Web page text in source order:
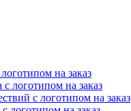
на заказ
логотипом на заказ
с логотипом на заказ